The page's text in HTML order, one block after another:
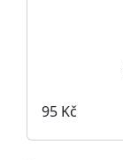
95 Kč